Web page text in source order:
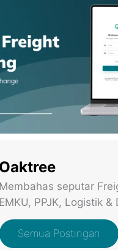
Oaktree
Membahas seputar
EMKU, PPJK, Logistik &
Semua Postingan